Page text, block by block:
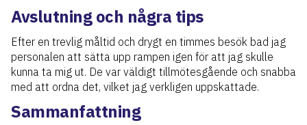
Avslutning och några tips
Efter en trevlig måltid och drygt en timmes besök bad jag
personalen att sätta upp rampen igen för att jag skulle
kunna ta mig ut. De var väldigt tillmötesgående och snabba
med att ordna det, vilket jag verkligen uppskattade.
Sammanfattning